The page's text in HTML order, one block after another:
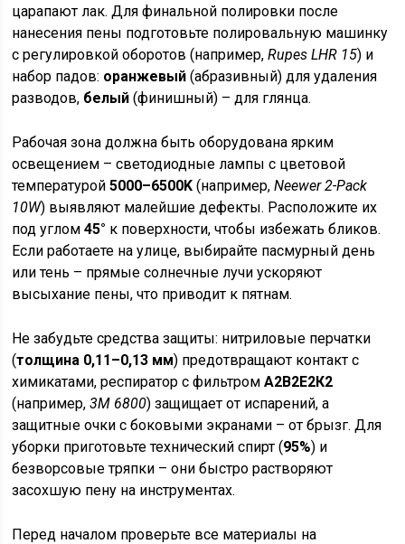
царапают лак. Для финальной полировки после
нанесения пены подготовьте полировальную машинку
с регулировкой оборотов (например,Rupes LHR 15) и
набор падов: оранжевый (абразивный) для удаления
разводов, белый (финишный) – для глянца.
Рабочая зона должна быть оборудована ярким
освещением – светодиодные лампы с цветовой
температурой5000–6500K (например,Neewer 2-Pack
10W) выявляют малейшие дефекты. Расположите их
под углом45° к поверхности, чтобы избежать бликов.
Если работаете на улице, выбирайте пасмурный день
или тень – прямые солнечные лучи ускоряют
высыхание пены, что приводит к пятнам.
Не забудьте средства защиты: нитриловые перчатки
(толщина 0,11–0,13 мм) предотвращают контакт с
химикатами, респиратор с фильтромА2В2Е2К2
(например,3M 6800) защищает от испарений, а
защитные очки с боковыми экранами – от брызг. Для
уборки приготовьте технический спирт (95%) и
безворсовые тряпки – они быстро растворяют
засохшую пену на инструментах.
Перед началом проверьте все материалы на